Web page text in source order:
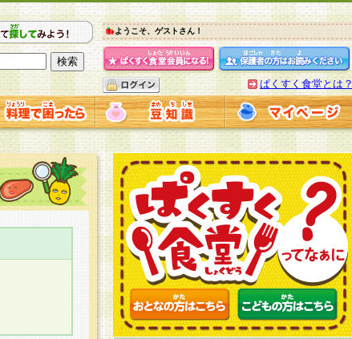
ようこそ、ゲストさん！
ぱくすく食堂とは？